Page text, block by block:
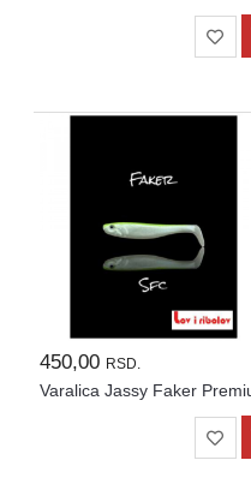
450,00 RSD.
Varalica Jassy Faker